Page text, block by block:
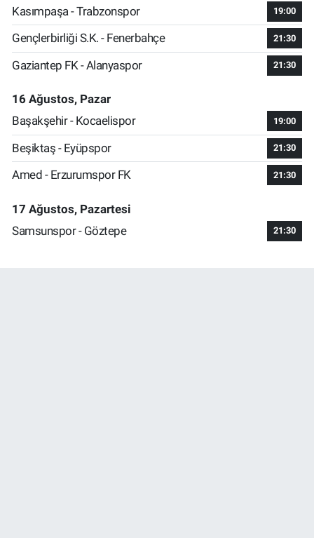
Kasımpaşa - Trabzonspor 19:00
Gençlerbirliği S.K. - Fenerbahçe 21:30
Gaziantep FK - Alanyaspor 21:30
16 Ağustos, Pazar
Başakşehir - Kocaelispor
19:00
Beşiktaş - Eyüpspor 21:30
Amed - Erzurumspor FK 21:30
17 Ağustos, Pazartesi
Samsunspor - Göztepe
21:30